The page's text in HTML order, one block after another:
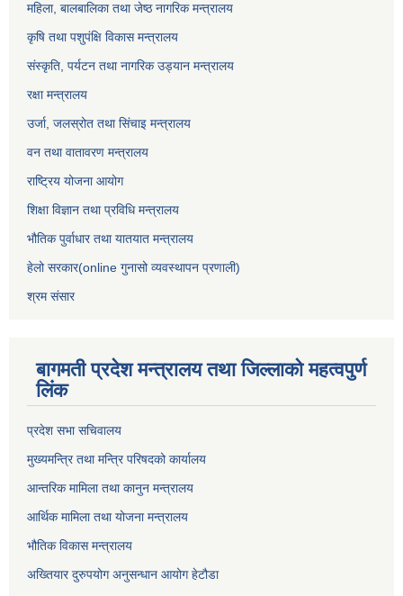
महिला, बालबालिका तथा जेष्ठ नागरिक मन्त्रालय
कृषि तथा पशुपंक्षि विकास मन्त्रालय
संस्कृति, पर्यटन तथा नागरिक उड्‍यान मन्त्रालय
रक्षा मन्त्रालय
उर्जा, जलस्रोत तथा सिंचाइ मन्त्रालय
वन तथा वातावरण मन्त्रालय
राष्ट्रिय योजना आयोग
शिक्षा विज्ञान तथा प्रविधि मन्त्रालय
भौतिक पुर्वाधार तथा यातयात मन्त्रालय
हेलो सरकार(online गुनासो व्यवस्थापन प्रणाली)
श्रम संसार
बागमती प्रदेश मन्त्रालय तथा जिल्लाको महत्वपुर्ण
लिंक
प्रदेश सभा सचिवालय
मुख्यमन्त्रि तथा मन्त्रि परिषदको कार्यालय
आन्तरिक मामिला तथा कानुन मन्त्रालय
आर्थिक मामिला तथा योजना मन्त्रालय
भौतिक विकास मन्त्रालय
अख्तियार दुरुपयोग अनुसन्धान आयोग हेटौडा